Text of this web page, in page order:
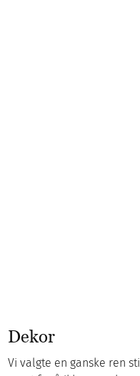
Dekor
Vi valgte en ganske ren